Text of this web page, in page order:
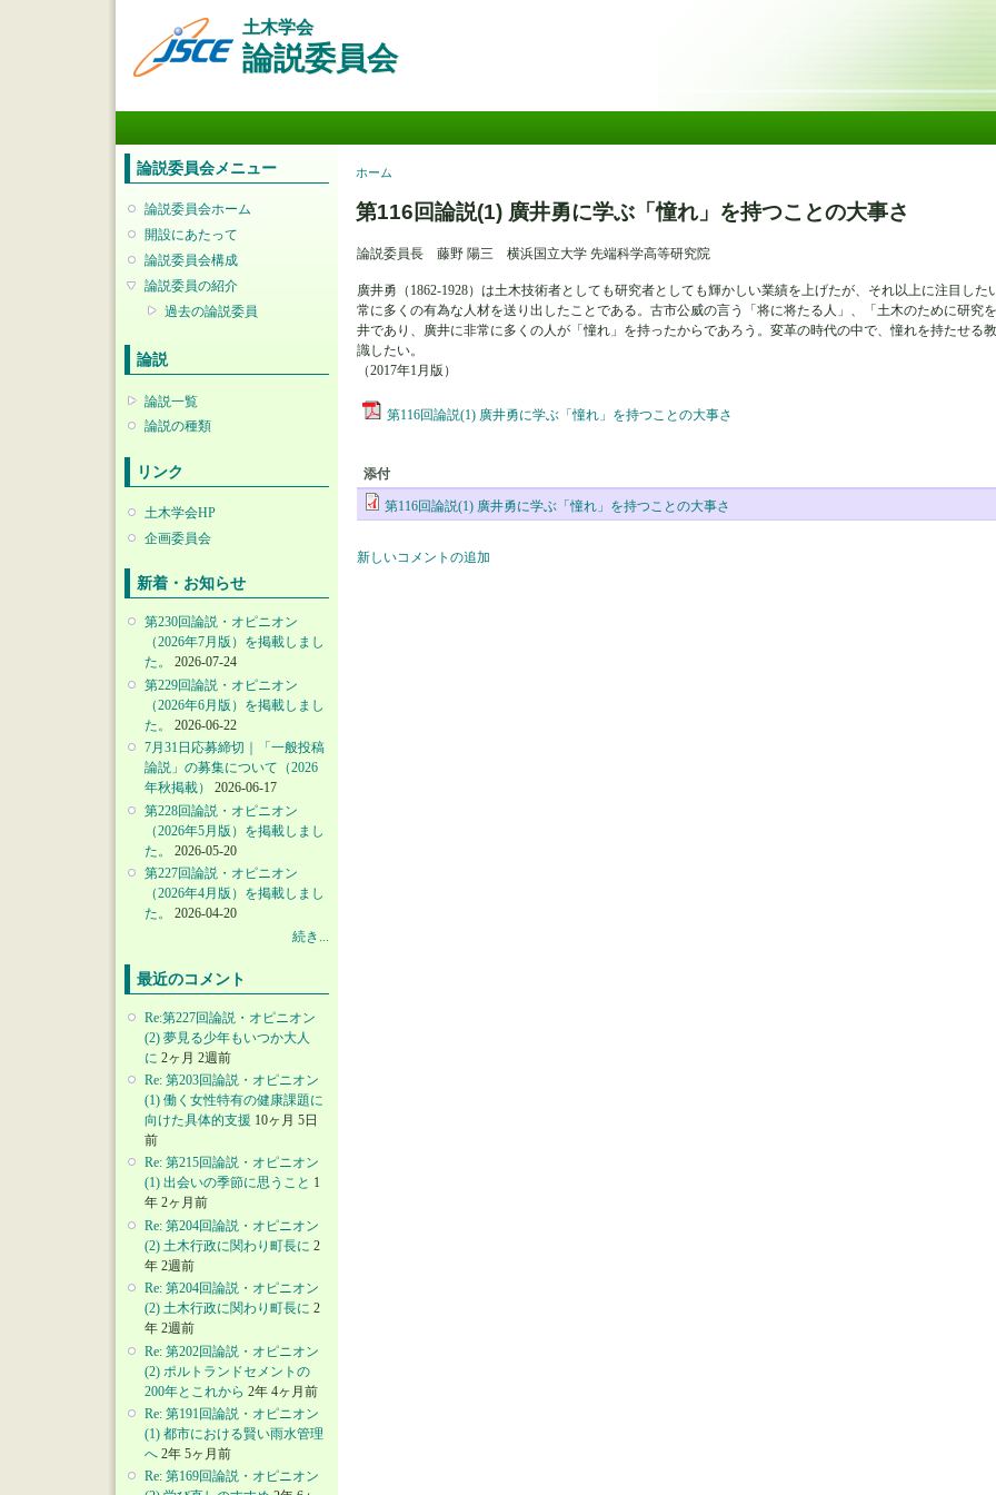
移
動
土木学会
論説委員会
論説委員会メニュー
論説委員会ホーム
開設にあたって
論説委員会構成
論説委員の紹介
過去の論説委員
論説
論説一覧
論説の種類
リンク
土木学会HP
企画委員会
新着・お知らせ
第230回論説・オピニオン
（2026年7月版）を掲載しまし
た。
2026-07-24
第229回論説・オピニオン
（2026年6月版）を掲載しまし
た。
2026-06-22
7月31日応募締切｜「一般投稿
論説」の募集について（2026
年秋掲載）
2026-06-17
第228回論説・オピニオン
（2026年5月版）を掲載しまし
た。
2026-05-20
第227回論説・オピニオン
（2026年4月版）を掲載しまし
た。
2026-04-20
続き...
最近のコメント
Re:第227回論説・オピニオン
(2) 夢見る少年もいつか大人
に 2ヶ月 2週前
Re: 第203回論説・オピニオン
(1) 働く女性特有の健康課題に
向けた具体的支援 10ヶ月 5日
前
Re: 第215回論説・オピニオン
(1) 出会いの季節に思うこと 1
年 2ヶ月前
Re: 第204回論説・オピニオン
(2) 土木行政に関わり町長に 2
年 2週前
Re: 第204回論説・オピニオン
(2) 土木行政に関わり町長に 2
年 2週前
Re: 第202回論説・オピニオン
(2) ポルトランドセメントの
200年とこれから 2年 4ヶ月前
Re: 第191回論説・オピニオン
(1) 都市における賢い雨水管理
へ 2年 5ヶ月前
Re: 第169回論説・オピニオン
現在地
ホーム
第116回論説(1) 廣井勇に学ぶ「憧れ」を持つことの大事さ
論説委員長 藤野 陽三 横浜国立大学 先端科学高等研究院
廣井勇（1862-1928）は土木技術者としても研究者としても輝かしい業績を上げたが、それ以上に注目し
常に多くの有為な人材を送り出したことである。古市公威の言う「将に将たる人」、「土木のために研究
井であり、廣井に非常に多くの人が「憧れ」を持ったからであろう。変革の時代の中で、憧れを持たせる
識したい。
（2017年1月版）
第116回論説(1) 廣井勇に学ぶ「憧れ」を持つことの大事さ
添付
第116回論説(1) 廣井勇に学ぶ「憧れ」を持つことの大事さ
新しいコメントの追加